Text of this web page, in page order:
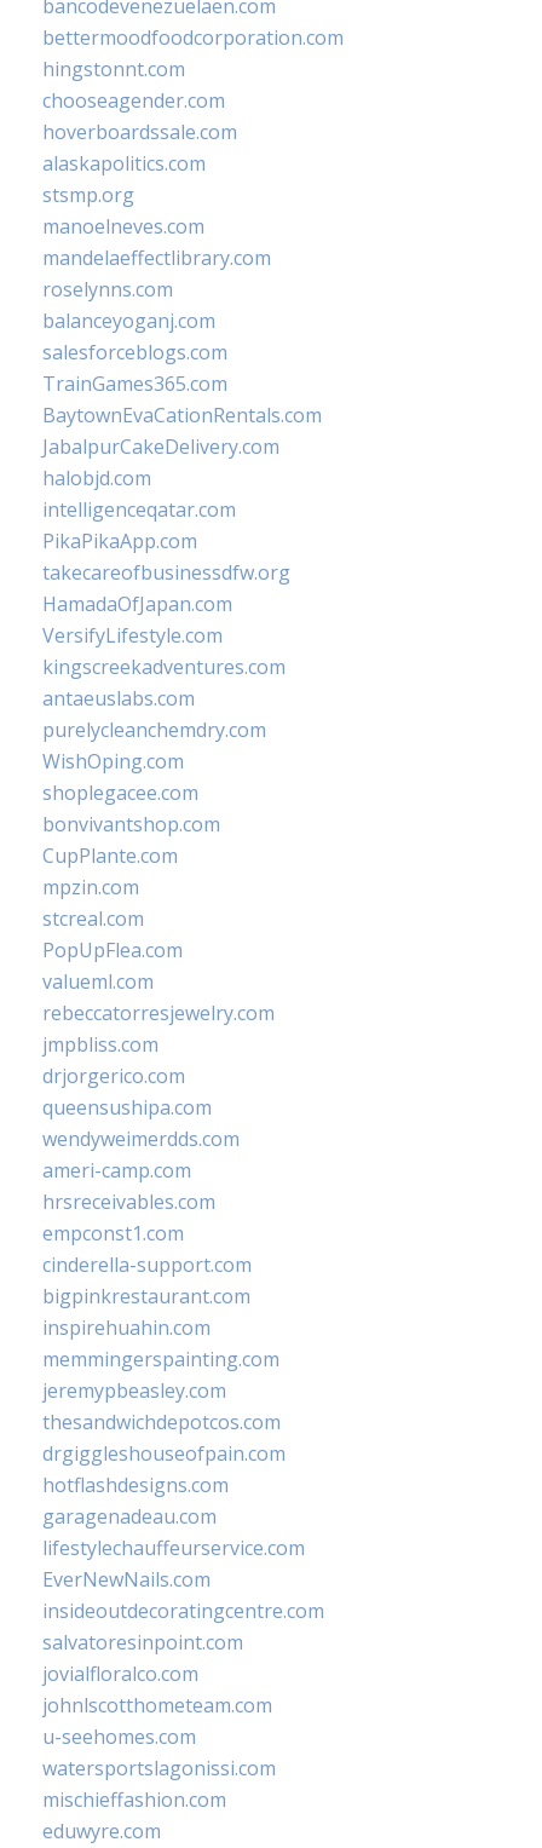
bancodevenezuelaen.com
bettermoodfoodcorporation.com
hingstonnt.com
chooseagender.com
hoverboardssale.com
alaskapolitics.com
stsmp.org
manoelneves.com
mandelaeffectlibrary.com
roselynns.com
balanceyoganj.com
salesforceblogs.com
TrainGames365.com
BaytownEvaCationRentals.com
JabalpurCakeDelivery.com
halobjd.com
intelligenceqatar.com
PikaPikaApp.com
takecareofbusinessdfw.org
HamadaOfJapan.com
VersifyLifestyle.com
kingscreekadventures.com
antaeuslabs.com
purelycleanchemdry.com
WishOping.com
shoplegacee.com
bonvivantshop.com
CupPlante.com
mpzin.com
stcreal.com
PopUpFlea.com
valueml.com
rebeccatorresjewelry.com
jmpbliss.com
drjorgerico.com
queensushipa.com
wendyweimerdds.com
ameri-camp.com
hrsreceivables.com
empconst1.com
cinderella-support.com
bigpinkrestaurant.com
inspirehuahin.com
memmingerspainting.com
jeremypbeasley.com
thesandwichdepotcos.com
drgiggleshouseofpain.com
hotflashdesigns.com
garagenadeau.com
lifestylechauffeurservice.com
EverNewNails.com
insideoutdecoratingcentre.com
salvatoresinpoint.com
jovialfloralco.com
johnlscotthometeam.com
u-seehomes.com
watersportslagonissi.com
mischieffashion.com
eduwyre.com